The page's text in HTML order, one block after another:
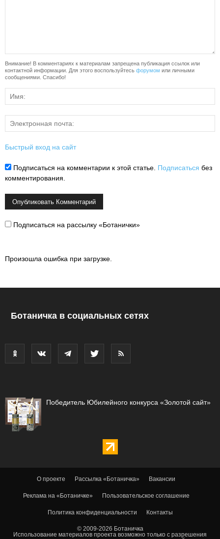
Внимание! В комментариях к материалам запрещена публикация ссылок или
контактной информации. Для этого воспользуйтесь форумом или личными
сообщениями. Спасибо!
Быстрый вход на сайт
Подписаться на комментарии к этой статье. Подписаться без
комментирования.
Подписаться на рассылку «Ботанички»
Произошла ошибка при загрузке.
Ботаничка в социальных сетях
Победитель Юбилейного конкурса «Золотой сайт»
О проекте Рассылка «Ботаничка» Вакансии
Реклама на «Ботаничке» Пользовательское соглашение
Политика конфиденциальности Контакты
© 2009-2026 Ботаничка
Использование материалов проекта возможно только с разрешения